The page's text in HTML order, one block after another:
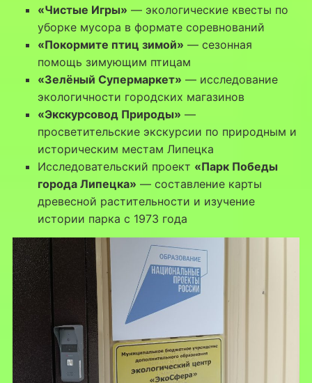
«Чистые Игры» — экологические квесты по
уборке мусора в формате соревнований
«Покормите птиц зимой» — сезонная
помощь зимующим птицам
«Зелёный Супермаркет» — исследование
экологичности городских магазинов
«Экскурсовод Природы» —
просветительские экскурсии по природным и
историческим местам Липецка
Исследовательский проект «Парк Победы
города Липецка» — составление карты
древесной растительности и изучение
истории парка с 1973 года